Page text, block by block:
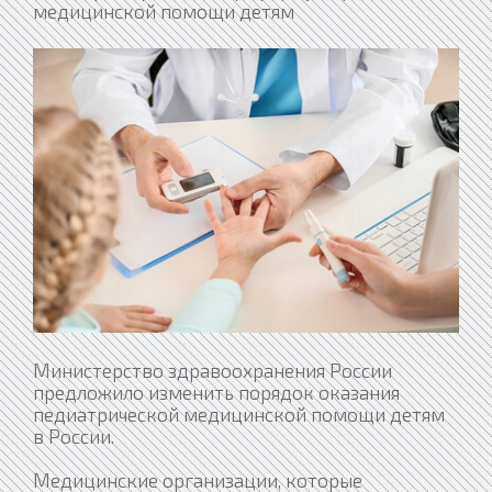
медицинской помощи детям
Министерство здравоохранения России
предложило изменить порядок оказания
педиатрической медицинской помощи детям
в России.
Медицинские организации, которые